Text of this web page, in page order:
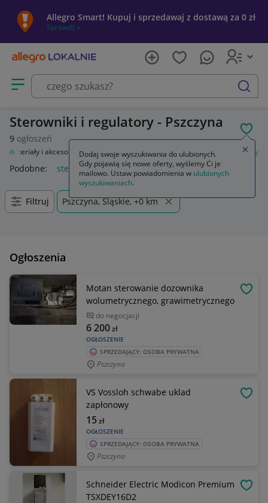
Allegro Smart! Kupuj i sprzedawaj z dostawą za 0 zł
Sprawdź »
Otwórz menu z kategoriami
szukaj
Sterowniki i regulatory - Pszczyna
9 ogłoszeń
Materiały i akcesoria Automatyka przemysłowa Sterowniki i regulatory
Podobne: sterowniki i regulatory
Filtruj Pszczyna, Śląskie, +0 km
Ogłoszenia
Motan sterowanie dozownika
wolumetrycznego, grawimetrycznego
do negocjacji
OGŁOSZENIE
6 200zł
SPRZEDAJĄCY: OSOBA PRYWATNA
Pszczyna
VS Vossloh schwabe uklad
zapłonowy
OGŁOSZENIE
15zł
SPRZEDAJĄCY: OSOBA PRYWATNA
Pszczyna
Schneider Electric Modicon Premium
TSXDEY16D2
Dodaj swoje wyszukiwania do ulubionych.
Gdy pojawią się nowe oferty, wyślemy Ci je
mailowo. Ustaw powiadomienia w ulubionych
wyszukiwaniach.